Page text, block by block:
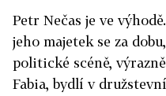
Petr Nečas je ve
jeho majetek se za
politické scéně,
Fabia, bydlí v